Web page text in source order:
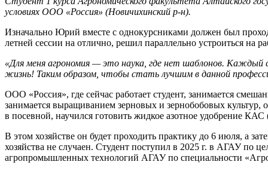
условиях ООО «Россия» (Новичихинский р-н).
Изначально Юрий вместе с однокурсниками должен был
летней сессии на отлично, решил параллельно устроиться на
«Для меня агрономия — это наука, где нет шаблонов. Каждый
жизнь! Таким образом, чтобы стать лучшим в данной
ООО «Россия», где сейчас работает студент, занимается
занимается выращиванием зерновых и зернобобовых культур,
в посевной, научился готовить жидкое азотное удобрение
В этом хозяйстве он будет проходить практику до 6 июля, а
хозяйства не случаен. Студент поступил в 2025 г. в АГАУ по
агропромышленных технологий АГАУ по специальности